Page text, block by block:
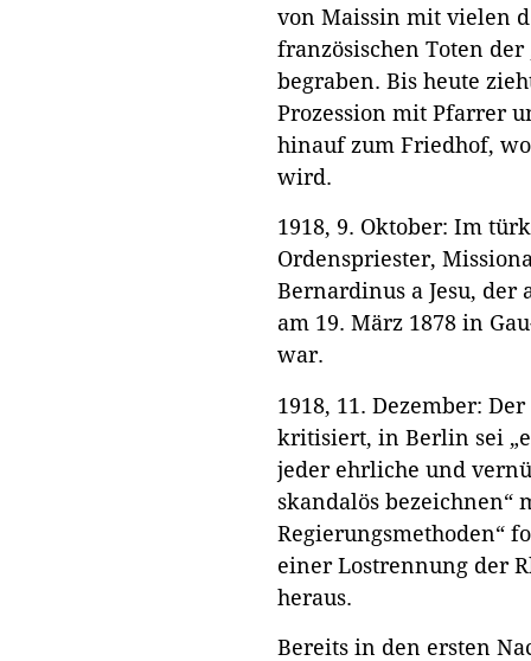
von Maissin mit vielen
französischen Toten der
begraben. Bis heute
Prozession mit Pfarrer
hinauf zum Friedhof,
wird.
1918, 9. Oktober: Im
Ordenspriester,
Bernardinus a Jesu, der
am 19. März 1878 in
war.
1918, 11. Dezember:
kritisiert, in Berlin sei
jeder ehrliche und
skandalös bezeichnen“
Regierungsmethoden“
einer Lostrennung der
heraus.
Bereits in den ersten